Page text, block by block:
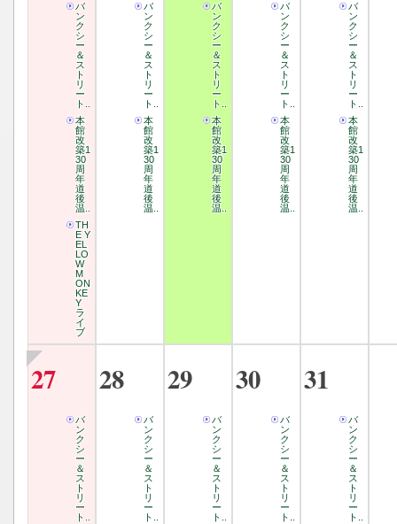
バ
ン
ク
シ
ー
＆
ス
ト
リ
ー
ト..
本
館
改
築1
30
周
年
道
後
温..
TH
E Y
EL
LO
W
M
ON
KE
Y
ラ
イ
ブ
バ
ン
ク
シ
ー
＆
ス
ト
リ
ー
ト..
本
館
改
築1
30
周
年
道
後
温..
バ
ン
ク
シ
ー
＆
ス
ト
リ
ー
ト..
本
館
改
築1
30
周
年
道
後
温..
バ
ン
ク
シ
ー
＆
ス
ト
リ
ー
ト..
本
館
改
築1
30
周
年
道
後
温..
バ
ン
ク
シ
ー
＆
ス
ト
リ
ー
ト..
本
館
改
築1
30
周
年
道
後
温..
27
バ
ン
ク
シ
ー
＆
ス
ト
リ
ー
ト..
28
バ
ン
ク
シ
ー
＆
ス
ト
リ
ー
ト..
29
バ
ン
ク
シ
ー
＆
ス
ト
リ
ー
ト..
30
バ
ン
ク
シ
ー
＆
ス
ト
リ
ー
ト..
31
バ
ン
ク
シ
ー
＆
ス
ト
リ
ー
ト..